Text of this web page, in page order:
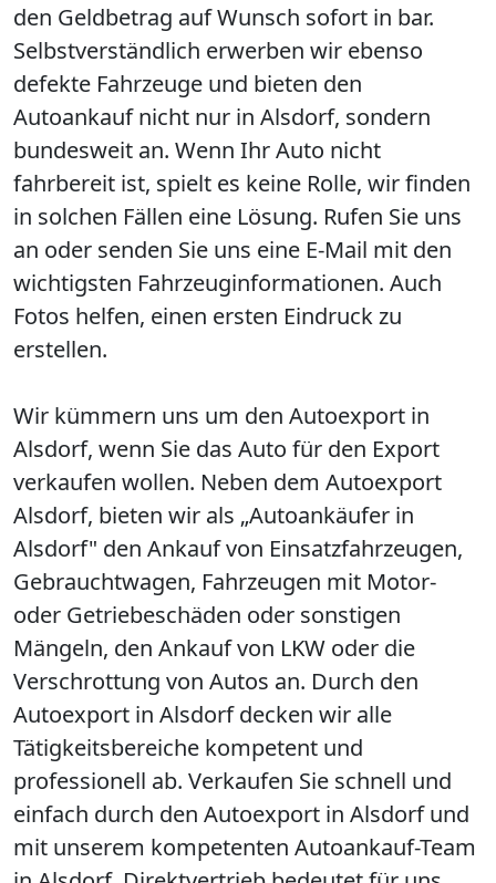
den Geldbetrag auf Wunsch sofort in bar.
Selbstverständlich erwerben wir ebenso
defekte Fahrzeuge und bieten den
Autoankauf nicht nur in Alsdorf, sondern
bundesweit an. Wenn Ihr Auto nicht
fahrbereit ist, spielt es keine Rolle, wir finden
in solchen Fällen eine Lösung. Rufen Sie uns
an oder senden Sie uns eine E-Mail mit den
wichtigsten Fahrzeuginformationen. Auch
Fotos helfen, einen ersten Eindruck zu
erstellen.
Wir kümmern uns um den Autoexport in
Alsdorf, wenn Sie das Auto für den Export
verkaufen wollen. Neben dem Autoexport
Alsdorf, bieten wir als „Autoankäufer in
Alsdorf" den Ankauf von Einsatzfahrzeugen,
Gebrauchtwagen, Fahrzeugen mit Motor-
oder Getriebeschäden oder sonstigen
Mängeln, den Ankauf von LKW oder die
Verschrottung von Autos an. Durch den
Autoexport in Alsdorf decken wir alle
Tätigkeitsbereiche kompetent und
professionell ab. Verkaufen Sie schnell und
einfach durch den Autoexport in Alsdorf und
mit unserem kompetenten Autoankauf-Team